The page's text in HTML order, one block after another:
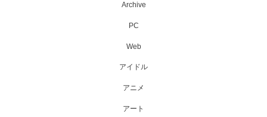
Archive
PC
Web
アイドル
アニメ
アート